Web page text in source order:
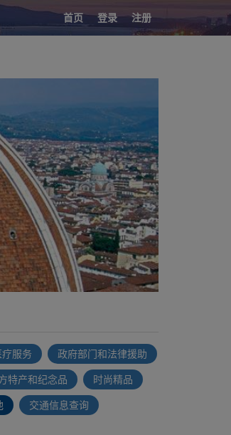
首页 登录 注册
服务 政府部门和法律援助
特产和纪念品 时尚精品
交通信息查询